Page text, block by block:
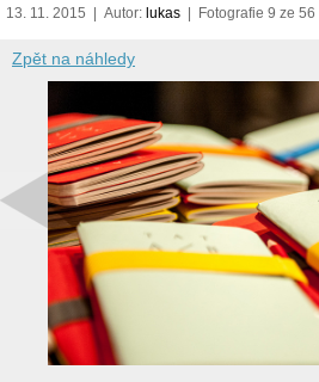
13. 11. 2015 | Autor: lukas | Fotografie 9 ze 56
Zpět na náhledy